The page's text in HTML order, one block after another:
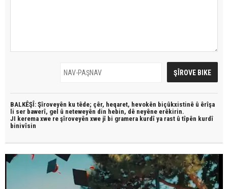
BALKÊŞÎ: Şîroveyên ku têde; çêr, heqaret, hevokên biçûkxistinê û êrîşa
li ser bawerî, gel û neteweyên din hebin, dê neyêne erêkirin.
JI kerema xwe re şîroveyên xwe jî bi gramera kurdî ya rast û tîpên kurdî
binivîsin